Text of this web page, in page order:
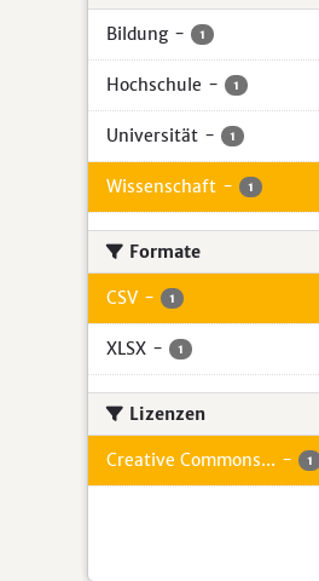
Bildung - 1
Hochschule - 1
Universität - 1
Wissenschaft - 1
Formate
CSV - 1
XLSX - 1
Lizenzen
Creative Commons... - 1